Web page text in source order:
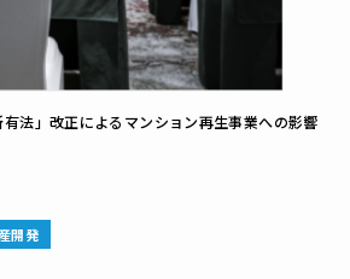
有法」改正によるマンション再生事業への影響
開発